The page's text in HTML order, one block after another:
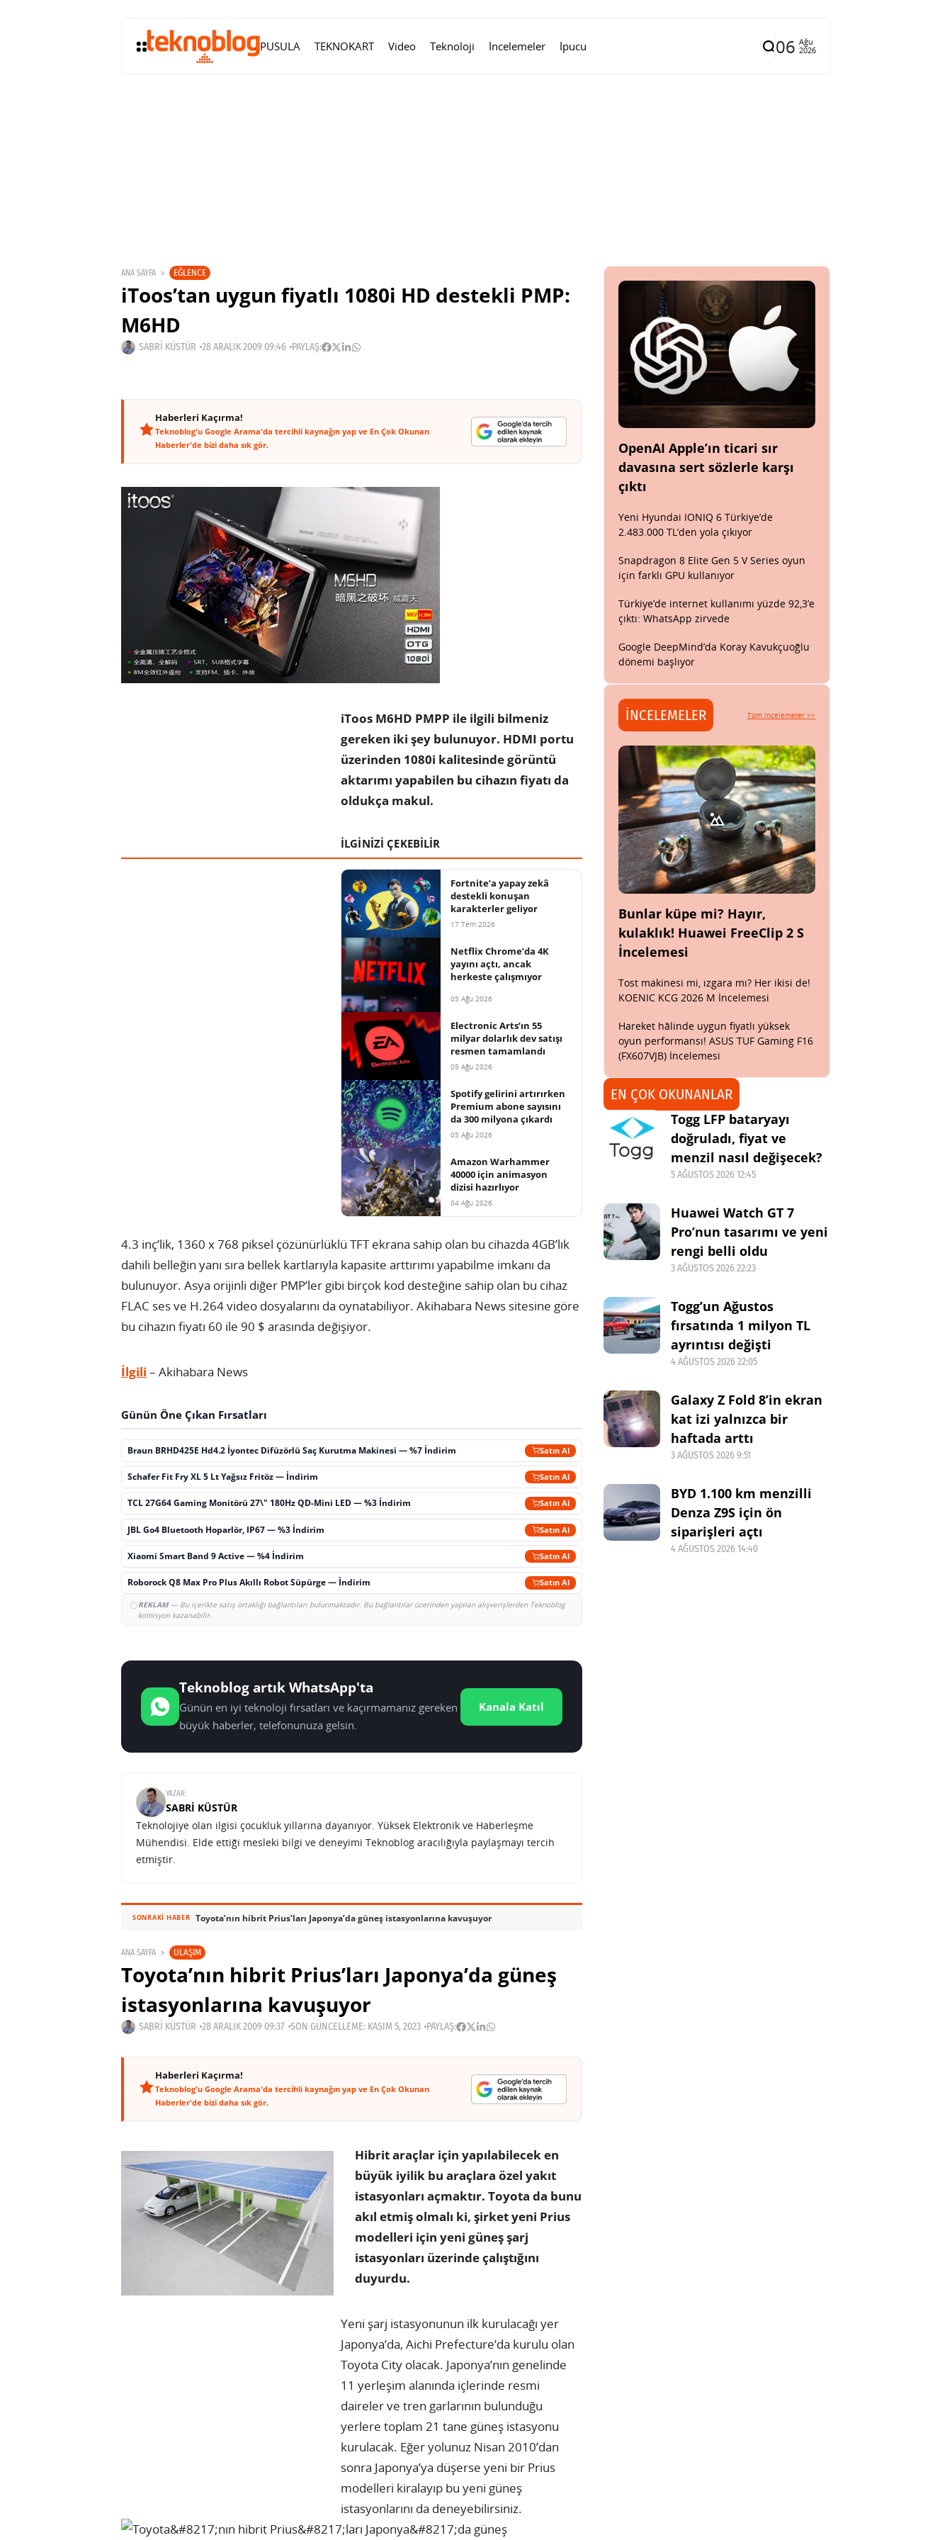
PUSULA TEKNOKART Video Teknoloji İncelemeler İpucu 06 Ağu
2026
ANA SAYFA EĞLENCE
iToos’tan uygun fiyatlı 1080i HD destekli PMP:
M6HD
SABRI KÜSTÜR 28 ARALIK 2009 09:46 PAYLAŞ:
Haberleri Kaçırma!
Teknoblog'u Google Arama'da tercihli kaynağın yap ve En Çok Okunan
Haberler'de bizi daha sık gör.
iToos M6HD PMPP ile ilgili bilmeniz
gereken iki şey bulunuyor. HDMI portu
üzerinden 1080i kalitesinde görüntü
aktarımı yapabilen bu cihazın fiyatı da
oldukça makul.
İLGİNİZİ ÇEKEBİLİR
Fortnite’a yapay zekâ
destekli konuşan
karakterler geliyor
17 Tem 2026
Netflix Chrome’da 4K
yayını açtı, ancak
herkeste çalışmıyor
05 Ağu 2026
Electronic Arts’ın 55
milyar dolarlık dev satışı
resmen tamamlandı
05 Ağu 2026
Spotify gelirini artırırken
Premium abone sayısını
da 300 milyona çıkardı
05 Ağu 2026
Amazon Warhammer
40000 için animasyon
dizisi hazırlıyor
04 Ağu 2026
4.3 inç’lik, 1360 x 768 piksel çözünürlüklü TFT ekrana sahip olan bu cihazda 4GB’lık
dahili belleğin yanı sıra bellek kartlarıyla kapasite arttırımı yapabilme imkanı da
bulunuyor. Asya orijinli diğer PMP’ler gibi birçok kod desteğine sahip olan bu cihaz
FLAC ses ve H.264 video dosyalarını da oynatabiliyor. Akihabara News sitesine göre
bu cihazın fiyatı 60 ile 90 $ arasında değişiyor.
İlgili – Akihabara News
Günün Öne Çıkan Fırsatları
Braun BRHD425E Hd4.2 İyontec Difüzörlü Saç Kurutma Makinesi — %7 İndirim Satın Al
Schafer Fit Fry XL 5 Lt Yağsız Fritöz — İndirim Satın Al
TCL 27G64 Gaming Monitörü 27\" 180Hz QD-Mini LED — %3 İndirim Satın Al
JBL Go4 Bluetooth Hoparlör, IP67 — %3 İndirim Satın Al
Xiaomi Smart Band 9 Active — %4 İndirim Satın Al
Roborock Q8 Max Pro Plus Akıllı Robot Süpürge — İndirim Satın Al
REKLAM— Bu içerikte satış ortaklığı bağlantıları bulunmaktadır. Bu bağlantılar üzerinden yapılan alışverişlerden Teknoblog
komisyon kazanabilir.
Teknoblog artık WhatsApp'ta
Günün en iyi teknoloji fırsatları ve kaçırmamanız gereken
büyük haberler, telefonunuza gelsin.
Kanala Katıl
YAZAR:
SABRI KÜSTÜR
Teknolojiye olan ilgisi çocukluk yıllarına dayanıyor. Yüksek Elektronik ve Haberleşme
Mühendisi. Elde ettiği mesleki bilgi ve deneyimi Teknoblog aracılığıyla paylaşmayı tercih
etmiştir.
SONRAKI HABER Toyota’nın hibrit Prius’ları Japonya’da güneş istasyonlarına kavuşuyor
ANA SAYFA ULAŞIM
Toyota’nın hibrit Prius’ları Japonya’da güneş
istasyonlarına kavuşuyor
SABRI KÜSTÜR 28 ARALIK 2009 09:37 SON GÜNCELLEME: KASIM 5, 2023 PAYLAŞ:
Haberleri Kaçırma!
Teknoblog'u Google Arama'da tercihli kaynağın yap ve En Çok Okunan
Haberler'de bizi daha sık gör.
Hibrit araçlar için yapılabilecek en
büyük iyilik bu araçlara özel yakıt
istasyonları açmaktır. Toyota da bunu
akıl etmiş olmalı ki, şirket yeni Prius
modelleri için yeni güneş şarj
istasyonları üzerinde çalıştığını
duyurdu.
Yeni şarj istasyonunun ilk kurulacağı yer
Japonya’da, Aichi Prefecture’da kurulu olan
Toyota City olacak. Japonya’nın genelinde
11 yerleşim alanında içlerinde resmi
daireler ve tren garlarının bulunduğu
yerlere toplam 21 tane güneş istasyonu
kurulacak. Eğer yolunuz Nisan 2010’dan
sonra Japonya’ya düşerse yeni bir Prius
modelleri kiralayıp bu yeni güneş
istasyonlarını da deneyebilirsiniz.
OpenAI Apple’ın ticari sır
davasına sert sözlerle karşı
çıktı
Yeni Hyundai IONIQ 6 Türkiye’de
2.483.000 TL’den yola çıkıyor
Snapdragon 8 Elite Gen 5 V Series oyun
için farklı GPU kullanıyor
Türkiye’de internet kullanımı yüzde 92,3’e
çıktı: WhatsApp zirvede
Google DeepMind’da Koray Kavukçuoğlu
dönemi başlıyor
İNCELEMELER Tüm incelemeler >>
Bunlar küpe mi? Hayır,
kulaklık! Huawei FreeClip 2 S
İncelemesi
Tost makinesi mi, ızgara mı? Her ikisi de!
KOENIC KCG 2026 M İncelemesi
Hareket hâlinde uygun fiyatlı yüksek
oyun performansı! ASUS TUF Gaming F16
(FX607VJB) İncelemesi
EN ÇOK OKUNANLAR
Togg LFP bataryayı
doğruladı, fiyat ve
menzil nasıl değişecek?
5 AĞUSTOS 2026 12:45
Huawei Watch GT 7
Pro’nun tasarımı ve yeni
rengi belli oldu
3 AĞUSTOS 2026 22:23
Togg’un Ağustos
fırsatında 1 milyon TL
ayrıntısı değişti
4 AĞUSTOS 2026 22:05
Galaxy Z Fold 8’in ekran
kat izi yalnızca bir
haftada arttı
3 AĞUSTOS 2026 9:51
BYD 1.100 km menzilli
Denza Z9S için ön
siparişleri açtı
4 AĞUSTOS 2026 14:40